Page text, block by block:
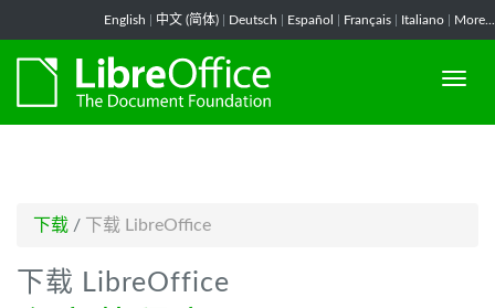
English 中文 (简体) Deutsch Español Français Italiano More...
下载 / 下载 LibreOffice
下载 LibreOffice